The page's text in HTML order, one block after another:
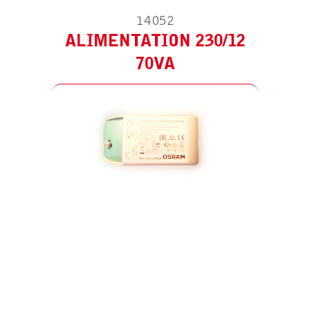
14052
ALIMENTATION 230/12
70VA